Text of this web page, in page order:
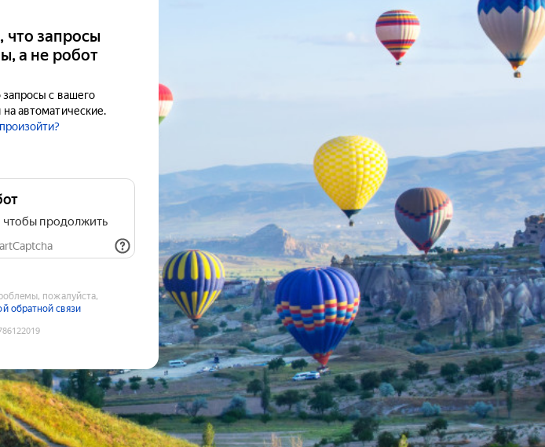
что запросы
а не робот
с вашего
автоматические.
продолжить
пожалуйста,
обратной связи